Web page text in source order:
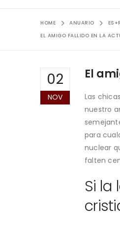
HOME ANUARIO
EL AMIGO FALLIDO EN LA
02
NOV
El
Las
nuestro
para
nuclear
falten
Si